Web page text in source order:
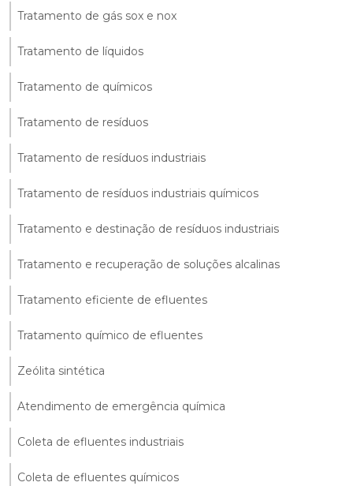
Tratamento de gás sox e nox
Tratamento de líquidos
Tratamento de químicos
Tratamento de resíduos
Tratamento de resíduos industriais
Tratamento de resíduos industriais químicos
Tratamento e destinação de resíduos industriais
Tratamento e recuperação de soluções alcalinas
Tratamento eficiente de efluentes
Tratamento químico de efluentes
Zeólita sintética
Atendimento de emergência química
Coleta de efluentes industriais
Coleta de efluentes químicos